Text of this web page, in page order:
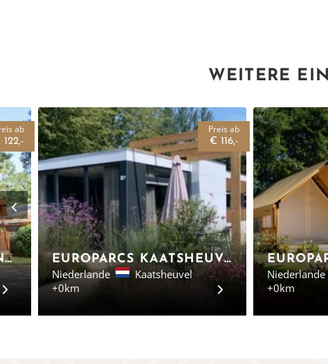
WEITERE
EUROPARCS DE ZANDING - LUXUS-SAFARI-ZELTE IM GELDERLAND
ab
EUROPARCS KAATSHEUVEL - CHALETS IN NOORD-BRABANT
Niederlande
Kaatsheuvel
+0km
Preis ab
€ 116,-
Niederlande
+0km